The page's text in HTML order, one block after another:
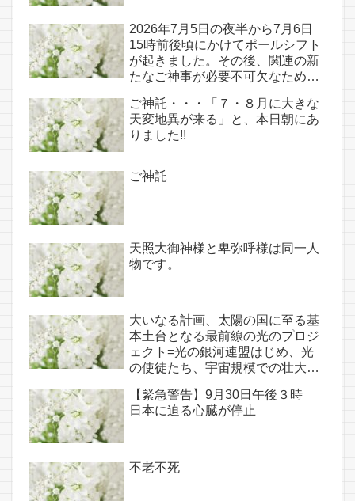
2026年7月5日の夜半から7月6日
15時前後頃にかけてポールシフト
が起きました。その後、関連の新
たなご神事が必要不可欠なため、
点であり古代太陽信仰の中心点で
もある伊弉諾宮、他3ヵ所へのご
神託あり！！
ご神託・・・「７・８月に大きな
天変地異が来る」と、本日朝にあ
りました!!
ご神託
天照大御神様と卑弥呼様は同一人
物です。
大いなる計画、太陽の国に至る基
本土台となる最前線の光のプロジ
ェクト=光の銀河連盟はじめ、光
の使徒たち、宇宙規模での壮大な
(6/26・28追記あり）
【緊急警告】9月30日午後３時
日本に迫る心臓が停止
不老不死